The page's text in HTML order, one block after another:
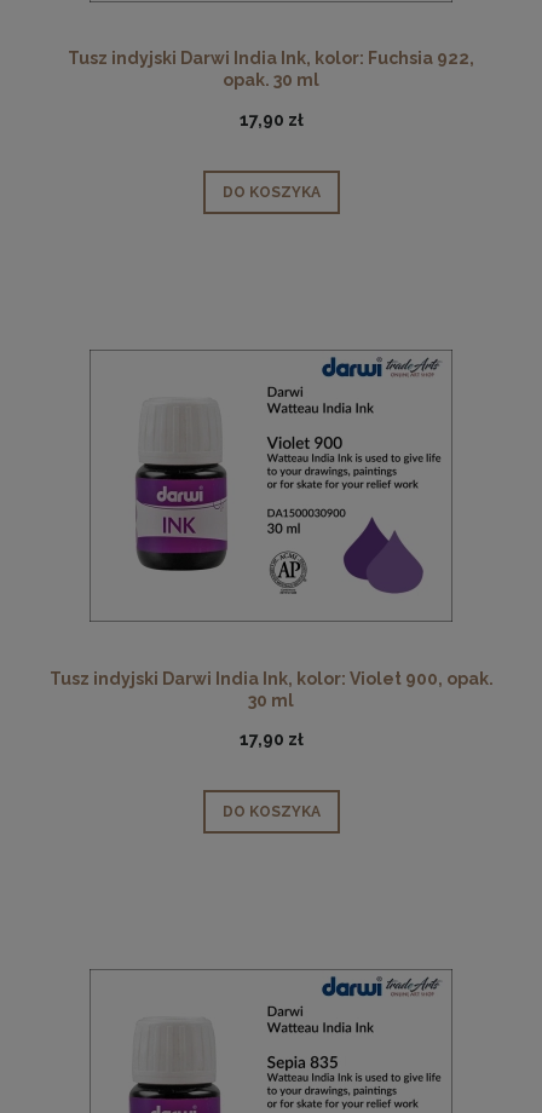
Tusz indyjski Darwi India Ink, kolor: Fuchsia 922,
opak. 30 ml
17,90 zł
DO KOSZYKA
Tusz indyjski Darwi India Ink, kolor: Violet 900, opak.
30 ml
17,90 zł
DO KOSZYKA